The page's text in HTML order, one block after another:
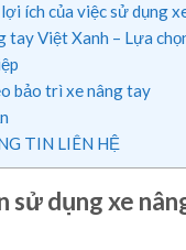
ích của việc sử dụng
tay Việt Xanh – Lựa
bảo trì xe nâng tay
TIN LIÊN HỆ
sử dụng xe